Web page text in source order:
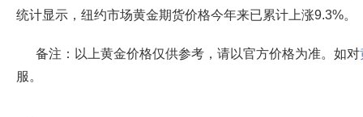
统计显示，纽约市场黄金期货价格今年来已累计上涨9.3%。
备注：以上黄金价格仅供参考，请以官方价格为准。如对
服。